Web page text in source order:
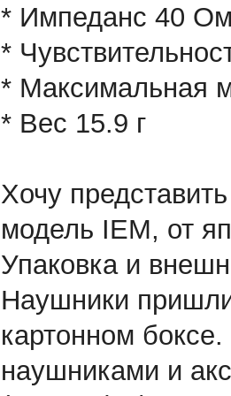
* Импеданс 40
*
* Максимальная
* Вес 15.9 г
Хочу
модель IEM, от
Упаковка и
Наушники
картонном
наушниками и